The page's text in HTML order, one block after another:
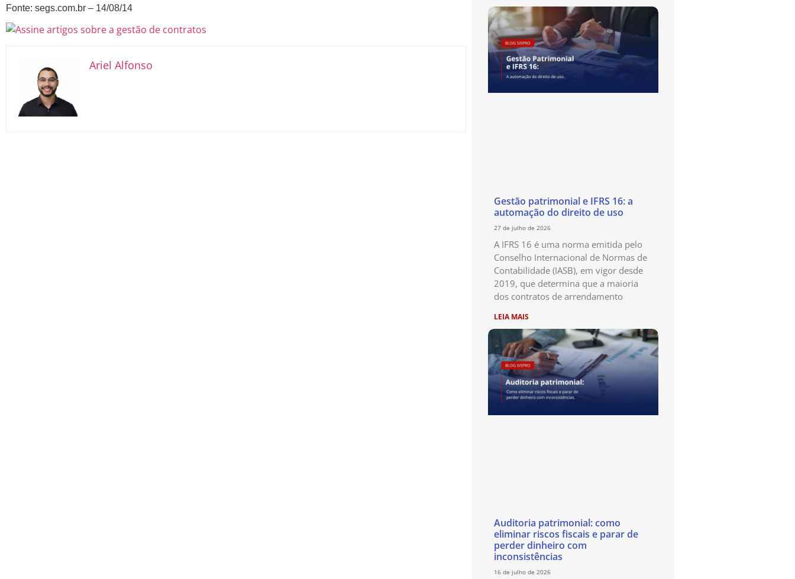
Fonte: segs.com.br – 14/08/14
Ariel Alfonso
Gestão patrimonial e IFRS 16: a
automação do direito de uso
27 de julho de 2026
A IFRS 16 é uma norma emitida pelo
Conselho Internacional de Normas de
Contabilidade (IASB), em vigor desde
2019, que determina que a maioria
dos contratos de arrendamento
LEIA MAIS
Auditoria patrimonial: como
eliminar riscos fiscais e parar de
perder dinheiro com
inconsistências
16 de julho de 2026